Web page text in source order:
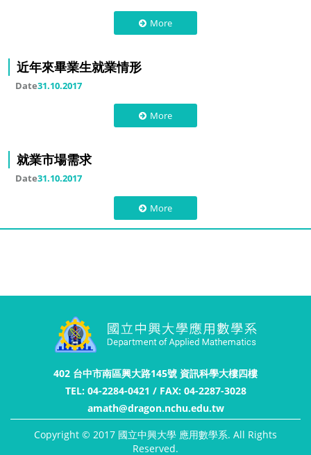
More
近年來畢業生就業情形
Date31.10.2017
More
就業市場需求
Date31.10.2017
More
402 台中市南區興大路145號 資訊科學大樓四樓
TEL: 04-2284-0421 / FAX: 04-2287-3028
amath@dragon.nchu.edu.tw
Copyright © 2017 國立中興大學 應用數學系. All Rights
Reserved.